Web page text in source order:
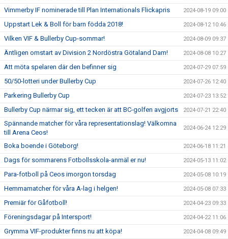
Vimmerby IF nominerade till Plan Internationals Flickapris 2024-08-19 09:00
Uppstart Lek & Boll för barn födda 2018! 2024-08-12 10:46
Vilken VIF & Bullerby Cup-sommar! 2024-08-09 09:37
Äntligen omstart av Division 2 Nordöstra Götaland Dam! 2024-08-08 10:27
Att möta spelaren där den befinner sig 2024-07-29 07:59
50/50-lotteri under Bullerby Cup 2024-07-26 12:40
Parkering Bullerby Cup 2024-07-23 13:52
Bullerby Cup närmar sig, ett tecken är att BC-golfen avgjorts 2024-07-21 22:40
Spännande matcher för våra representationslag! Välkomna
till Arena Ceos!
2024-06-24 12:29
Boka boende i Göteborg! 2024-06-18 11:21
Dags för sommarens Fotbollsskola-anmäl er nu! 2024-05-13 11:02
Para-fotboll på Ceos imorgon torsdag 2024-05-08 10:19
Hemmamatcher för våra A-lag i helgen! 2024-05-08 07:33
Premiär för Gåfotboll! 2024-04-23 09:33
Föreningsdagar på Intersport! 2024-04-22 11:06
Grymma VIF-produkter finns nu att köpa! 2024-04-08 09:49